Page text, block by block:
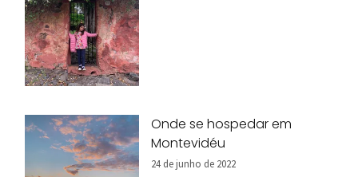
Onde se hospedar em
Montevidéu
24 de junho de 2022